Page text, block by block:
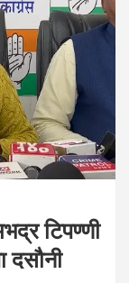
टिपण्णी
दसौनी